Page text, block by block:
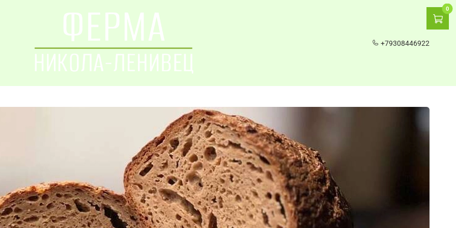
+79308446922
0